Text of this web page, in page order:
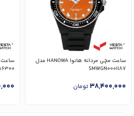
ساعت مچی مردانه هانوا HANOWA مدل
SMWGN0001187
38,400,000تومان